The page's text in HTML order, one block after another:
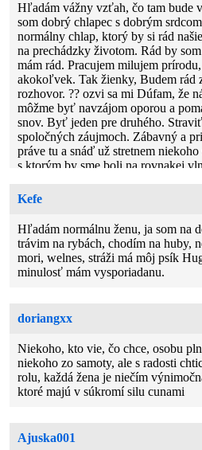
Hľadám vážny vzťah, čo tam bude
som dobrý chlapec s dobrým
normálny chlap, ktorý by si rád
na prechádzky životom. Rád by
mám rád. Pracujem milujem
akokoľvek. Tak žienky, Budem rád
rozhovor. ?? ozvi sa mi Dúfam, že
môžme byť navzájom oporou a
snov. Byť jeden pre druhého.
spoločných záujmoch. Zábavný a
práve tu a snáď už stretnem
s ktorým by sme boli na rovnakej
nálada 🙂 Vzťah si predstavujem
šiši ako ja 😅😅
Kefe
Hľadám normálnu ženu, ja som na
trávim na rybách, chodím na huby,
mori, welnes, stráži má môj psík
minulosť mám vysporiadanu.
doriangxx
Niekoho, kto vie, čo chce, osobu
niekoho zo samoty, ale s radosti
rolu, každá žena je niečím
ktoré majú v súkromí silu cunami
Ajuska001